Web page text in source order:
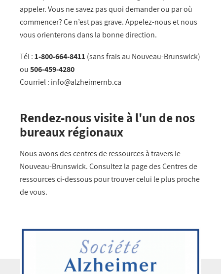
appeler. Vous ne savez pas quoi demander ou par où
commencer? Ce n’est pas grave. Appelez-nous et nous
vous orienterons dans la bonne direction.
Tél :1-800-664-8411 (sans frais au Nouveau-Brunswick)
ou506-459-4280
Courriel : info@alzheimernb.ca
Rendez-nous visite à l'un de nos
bureaux régionaux
Nous avons des centres de ressources à travers le
Nouveau-Brunswick.Consultez la page des Centres de
ressources ci-dessous pour trouver celui le plus proche
de vous.